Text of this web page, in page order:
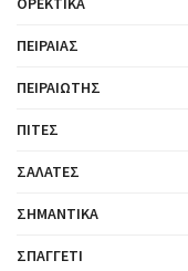
ΠΕΙΡΑΙΆΣ
ΠΕΙΡΑΙΏΤΗΣ
ΠΊΤΕΣ
ΣΑΛΆΤΕΣ
ΣΗΜΑΝΤΙΚΆ
ΣΠΑΓΓΈΤΙ